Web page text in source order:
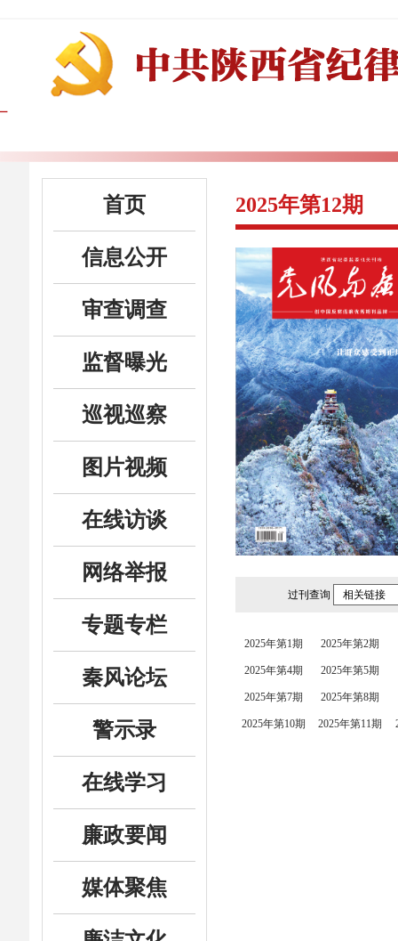
首页
信息公开
审查调查
监督曝光
巡视巡察
图片视频
在线访谈
网络举报
专题专栏
秦风论坛
警示录
在线学习
廉政要闻
媒体聚焦
2025年第12期
过刊查询 相关链接
2025年第1期 2025年第2期
2025年第4期 2025年第5期
2025年第7期 2025年第8期
2025年第10期 2025年第11期